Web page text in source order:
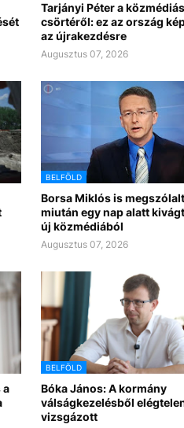
Tarjányi Péter a közmédiás
csörtéről: ez az ország
az újrakezdésre
Augusztus 07, 2026
BELFÖLD
Borsa Miklós is
miután egy nap alatt
új közmédiából
Augusztus 07, 2026
a
BELFÖLD
Bóka János: A kormány
válságkezelésből
vizsgázott